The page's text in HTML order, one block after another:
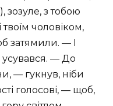
зозуле, з тобою
чоловіком,
затямили. — І
усувався. — До
— гукнув, ніби
голосові, — щоб,